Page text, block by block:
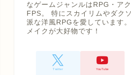
なゲームジャンルはRPG・アク
FPS。 特にスカイリムやダク
派な洋風RPGを愛しています
メイクが大好物です！